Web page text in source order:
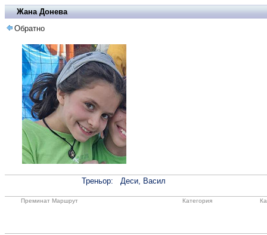
Жана Донева
Обратно
Треньор: Деси, Васил
Преминат Маршрут Категория